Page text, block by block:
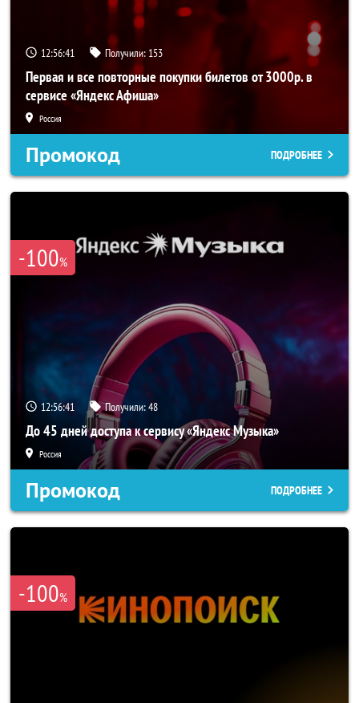
12:56:40 Получили: 153
Первая и все повторные покупки билетов от 3000р. в
сервисе «Яндекс Афиша»
Россия
Промокод ПОДРОБНЕЕ
-100%
12:56:40 Получили:48
До 45 дней доступа к сервису «Яндекс Музыка»
Россия
Промокод ПОДРОБНЕЕ
-100%